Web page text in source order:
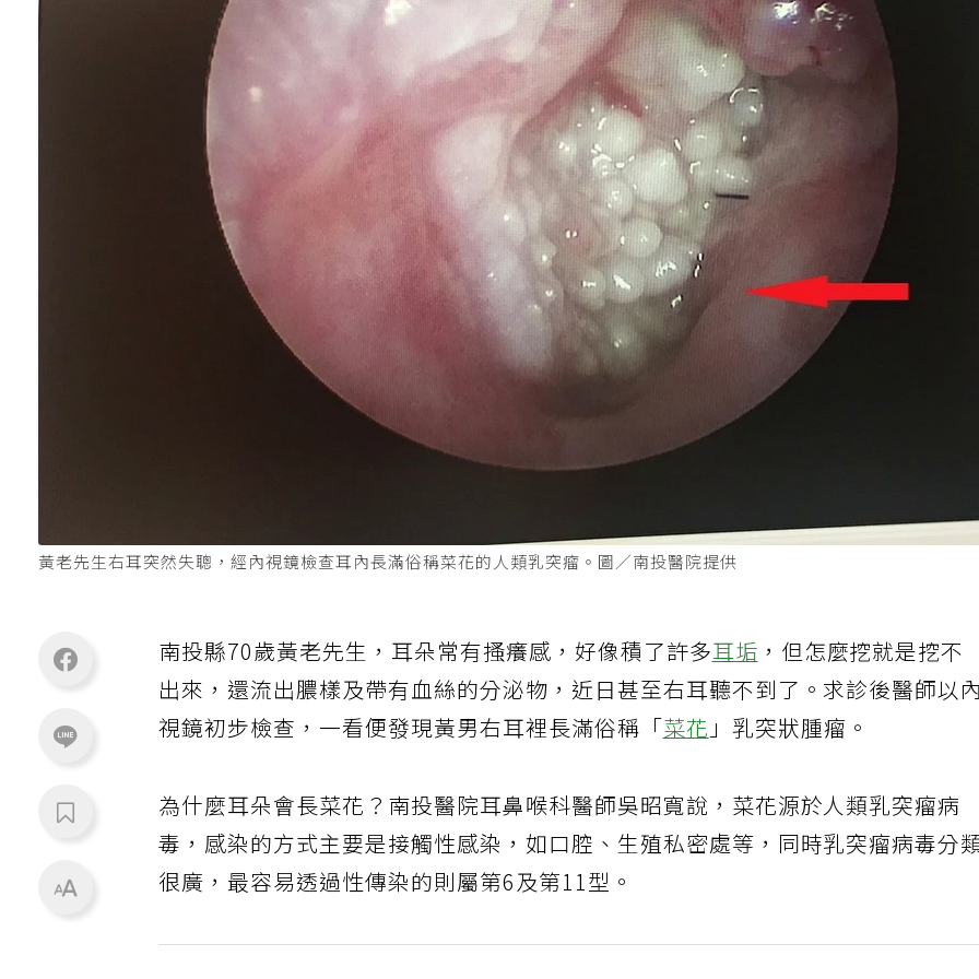
黃老先生右耳突然失聰，經內視鏡檢查耳內長滿俗稱菜花的人類乳突瘤。圖／南投醫院提供
南投縣70歲黃老先生，耳朵常有搔癢感，好像積了許多耳垢 ，但怎麼挖就是挖不
出來，還流出膿樣及帶有血絲的分泌物，近日甚至右耳聽不到了。求診後醫師以
視鏡初步檢查，一看便發現黃男右耳裡長滿俗稱「菜花」乳突狀腫瘤。
為什麼耳朵會長菜花？南投醫院耳鼻喉科醫師吳昭寬說，菜花源於人類乳突瘤病
毒，感染的方式主要是接觸性感染，如口腔、生殖私密處等，同時乳突瘤病毒分
很廣，最容易透過性傳染的則屬第6及第11型。